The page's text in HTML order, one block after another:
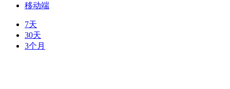
移动端
7天
30天
3个月